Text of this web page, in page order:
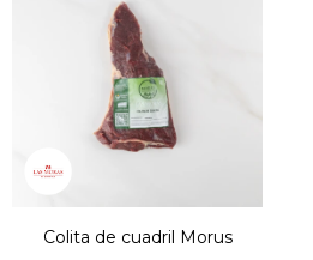
Colita de cuadril Morus